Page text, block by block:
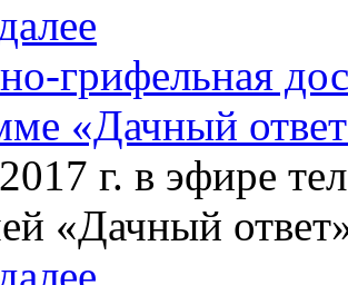
грифельная
«Дачный
г. в эфире
«Дачный